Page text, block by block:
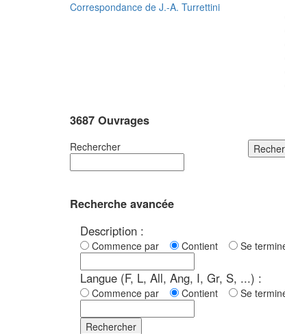
Correspondance de J.-A. Turrettini
3687 Ouvrages
Rechercher
Recherche avancée
Description :
Commence par Contient Se
Langue (F, L, All, Ang, I, Gr, S, ...) :
Commence par Contient Se
Rechercher